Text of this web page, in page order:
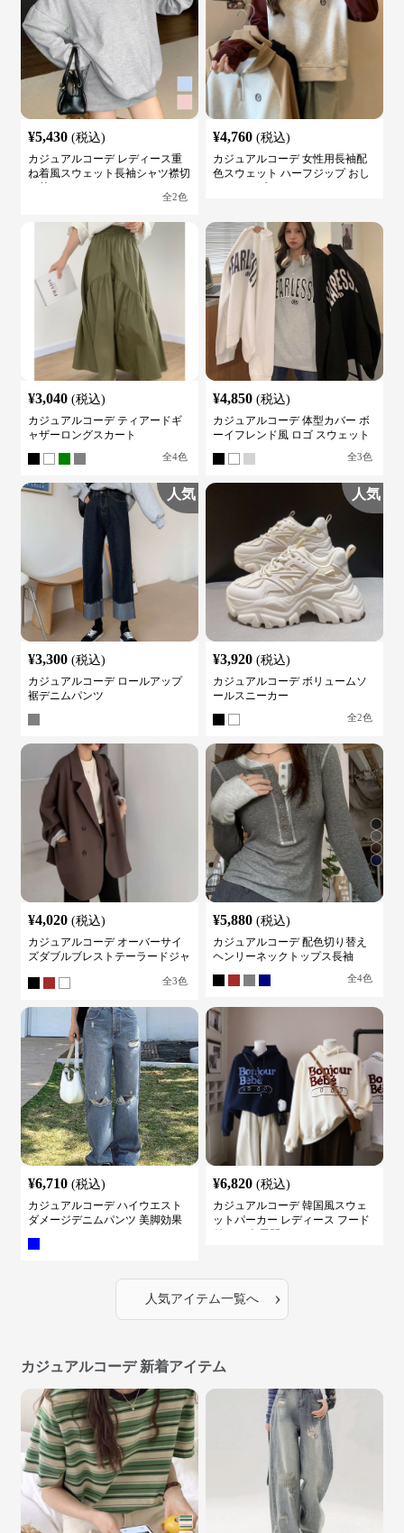
¥5,430 (税込)
カジュアルコーデ レディース重
ね着風スウェット長袖シャツ襟切
全2色
¥4,760 (税込)
カジュアルコーデ 女性用長袖配
色スウェット ハーフジップ おし
¥3,040 (税込)
カジュアルコーデ ティアードギ
ャザーロングスカート
全4色
¥4,850 (税込)
カジュアルコーデ 体型カバー ボ
ーイフレンド風 ロゴ スウェット
全3色
人気
¥3,300 (税込)
カジュアルコーデ ロールアップ
裾デニムパンツ
人気
¥3,920 (税込)
カジュアルコーデ ボリュームソ
ールスニーカー
全2色
¥4,020 (税込)
カジュアルコーデ オーバーサイ
ズダブルブレストテーラードジャ
全3色
¥5,880 (税込)
カジュアルコーデ 配色切り替え
ヘンリーネックトップス長袖
全4色
¥6,710 (税込)
カジュアルコーデ ハイウエスト
ダメージデニムパンツ 美脚効果
¥6,820 (税込)
カジュアルコーデ 韓国風スウェ
ットパーカー レディース フード
人気アイテム一覧へ ›
カジュアルコーデ 新着アイテム